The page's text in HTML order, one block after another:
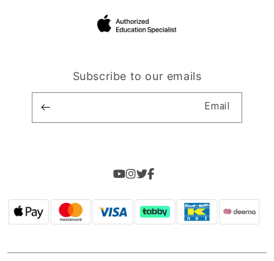
Subscribe to our emails
Email